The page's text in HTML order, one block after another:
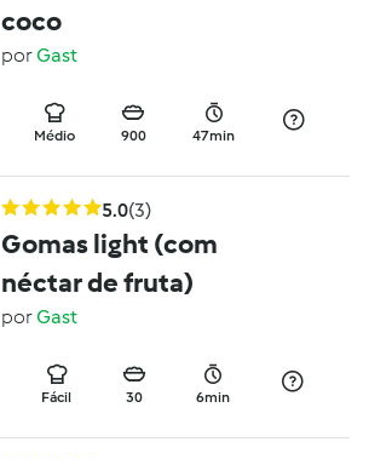
coco
porGast
Médio 900 47min
5.0(3)
Gomas light (com
néctar de fruta)
porGast
Fácil 30 6min